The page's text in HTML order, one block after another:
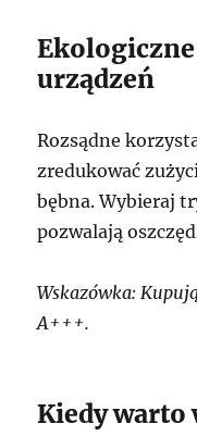
urządzeń
Rozsądne
zredukować
bębna. Wybieraj
pozwalają
Wskazówka:
A+++.
Kiedy warto